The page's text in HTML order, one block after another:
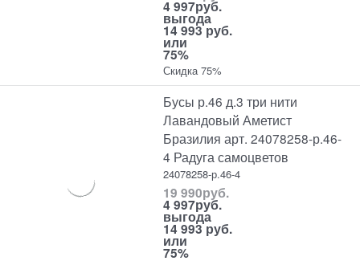
4 997руб.
выгода
14 993 руб.
или
75%
Скидка 75%
Бусы р.46 д.3 три нити
Лавандовый Аметист
Бразилия арт. 24078258-р.46-
4 Радуга самоцветов
24078258-р.46-4
19 990руб.
4 997руб.
выгода
14 993 руб.
или
75%